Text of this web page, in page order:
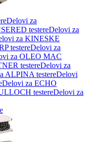
Delovi za
testereDelovi za
za KINESKE
testereDelovi za
za OLEO MAC
testereDelovi za
ALPINA testereDelovi
Delovi za ECHO
testereDelovi za